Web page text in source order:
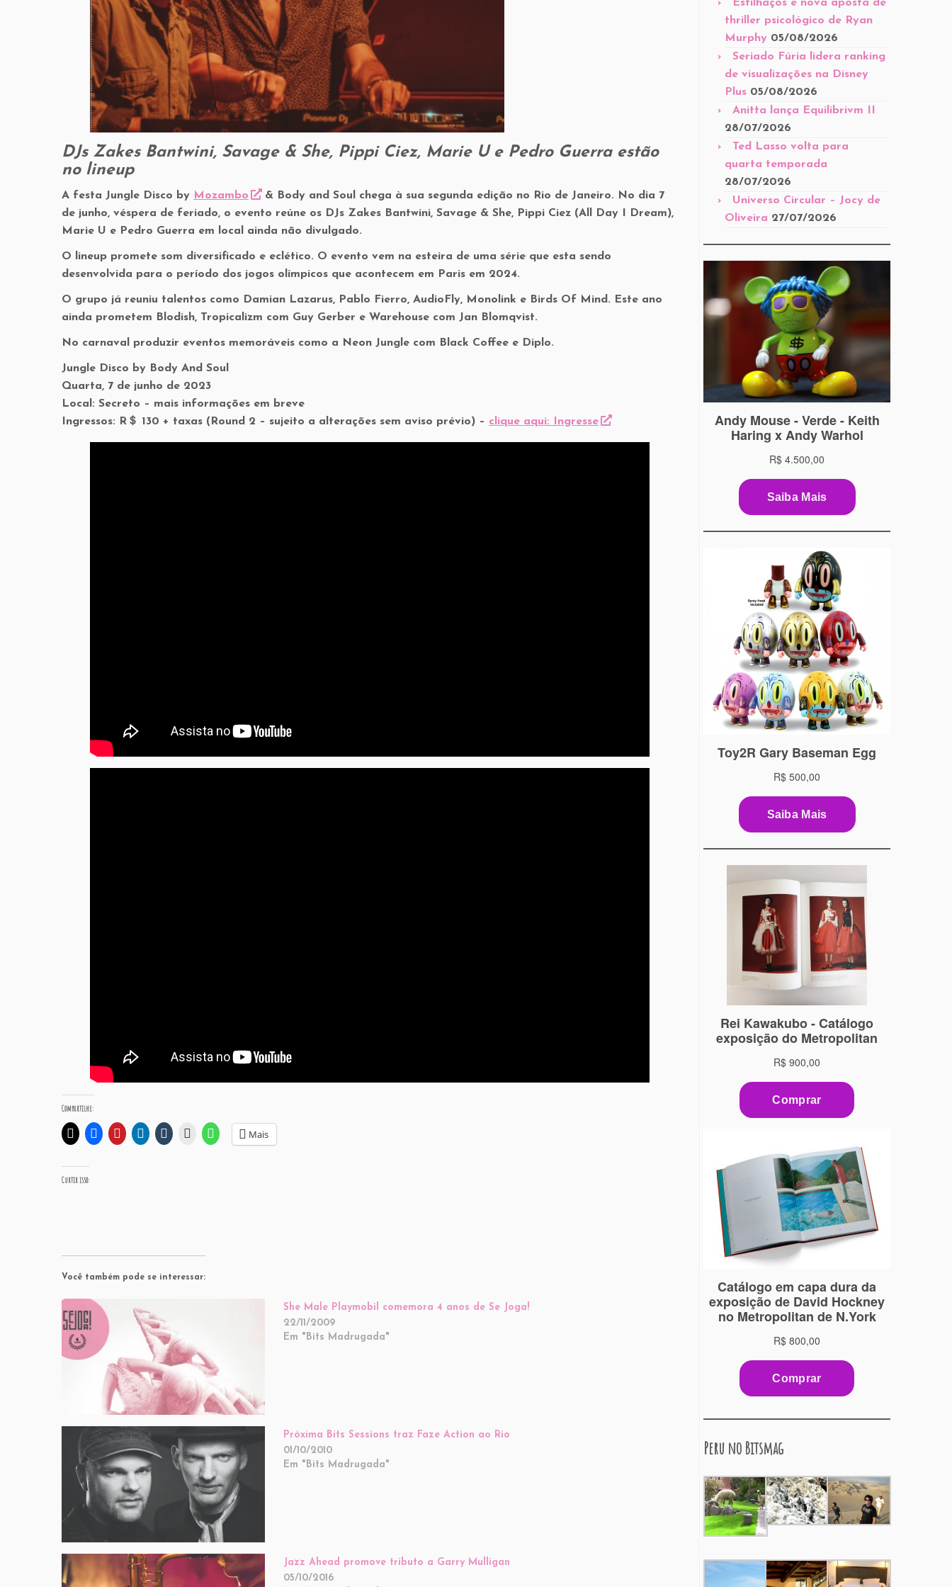
DJs Zakes Bantwini, Savage & She, Pippi Ciez, Marie U e Pedro Guerra estão
no lineup
A festa Jungle Disco by Mozambo
& Body and Soul chega à sua segunda edição no Rio de Janeiro. No dia 7
de junho, véspera de feriado, o evento reúne os DJs Zakes Bantwini, Savage & She, Pippi Ciez (All Day I Dream),
Marie U e Pedro Guerra em local ainda não divulgado.
O lineup promete som diversificado e eclético. O evento vem na esteira de uma série que esta sendo
desenvolvida para o período dos jogos olímpicos que acontecem em Paris em 2024.
O grupo já reuniu talentos como Damian Lazarus, Pablo Fierro, AudioFly, Monolink e Birds Of Mind. Este ano
ainda prometem Blodish, Tropicalizm com Guy Gerber e Warehouse com Jan Blomqvist.
No carnaval produzir eventos memoráveis como a Neon Jungle com Black Coffee e Diplo.
Jungle Disco by Body And Soul
Quarta, 7 de junho de 2023
Local: Secreto – mais informações em breve
Ingressos: R＄ 130 + taxas (Round 2 – sujeito a alterações sem aviso prévio) – clique aqui: Ingresse
Compartilhe:
Mais
Curtir isso:
Você também pode se interessar:
She Male Playmobil comemora 4 anos de Se Joga!
22/11/2009
Em "Bits Madrugada"
Próxima Bits Sessions traz Faze Action ao Rio
01/10/2010
Em "Bits Madrugada"
Jazz Ahead promove tributo a Garry Mulligan
05/10/2016
Estilhaços é nova aposta de
thriller psicológico de Ryan
Murphy 05/08/2026
Seriado Fúria lidera ranking
de visualizações na Disney
Plus 05/08/2026
Anitta lança Equilibrivm II
28/07/2026
Ted Lasso volta para
quarta temporada
28/07/2026
Universo Circular – Jocy de
Oliveira 27/07/2026
Peru no Bitsmag